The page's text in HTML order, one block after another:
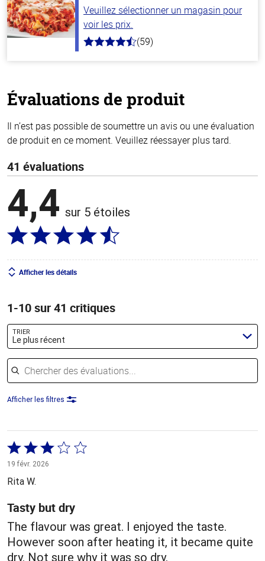
Veuillez sélectionner un magasin pour
voir les prix.
4.3
(59)
Évaluations de produit
Il n’est pas possible de soumettre un avis ou une évaluation
de produit en ce moment. Veuillez réessayer plus tard.
41 évaluations
4,4 sur 5 étoiles
Afficher les détails
1-10 sur 41 critiques
TRIER
Le plus récent
Chercher des évaluations
Afficher les filtres
Coté
3 sur
5
19 févr. 2026
Rita W.
Tasty but dry
The flavour was great. I enjoyed the taste.
However soon after heating it, it became quite
dry. Not sure why it was so dry.